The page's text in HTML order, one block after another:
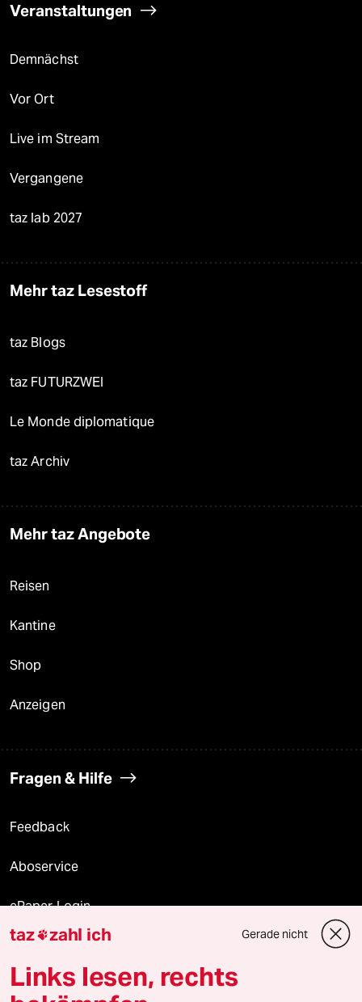
Veranstaltungen
Demnächst
Vor Ort
Live im Stream
Vergangene
taz lab 2027
Mehr taz Lesestoff
taz Blogs
taz FUTURZWEI
Le Monde diplomatique
taz Archiv
Mehr taz Angebote
Reisen
Kantine
Shop
Anzeigen
Fragen & Hilfe
Feedback
Aboservice
ePaper Login
Downloads für Abonnierende
taz zahl ich Gerade nicht
Links lesen, rechts